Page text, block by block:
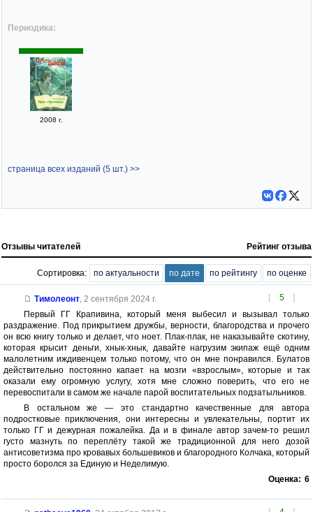
Периодика:
2008 г.
страница всех изданий (5 шт.) >>
Отзывы читателей Рейтинг отзыва
Сортировка: по актуальности по дате по рейтингу по оценке
[ 5 ]
Тимолеонт, 2 сентября 2024 г.
Первый ГГ Крапивина, который меня выбесил и вызывал только
раздражение. Под прикрытием дружбы, верности, благородства и прочего
он всю книгу только и делает, что ноет. Плак-плак, не наказывайте скотину,
которая крысит деньги, хнык-хнык, давайте нагрузим экипаж ещё одним
малолетним иждивенцем только потому, что он мне понравился. Булатов
действительно постоянно капает на мозги «взрослым», которые и так
оказали ему огромную услугу, хотя мне сложно поверить, что его не
перевоспитали в самом же начале парой воспитательных подзатыльников.
В остальном же — это стандартно качественные для автора
подростковые приключения, они интересны и увлекательны, портит их
только ГГ и дежурная пожалейка. Да и в финале автор зачем-то решил
густо мазнуть по переплёту такой же традиционной для него дозой
антисоветизма про кровавых большевиков и благородного Колчака, который
просто боролся за Единую и Неделимую.
Оценка: 6